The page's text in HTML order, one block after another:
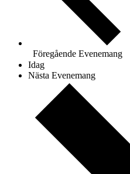
Föregående Evenemang
Idag
Nästa Evenemang